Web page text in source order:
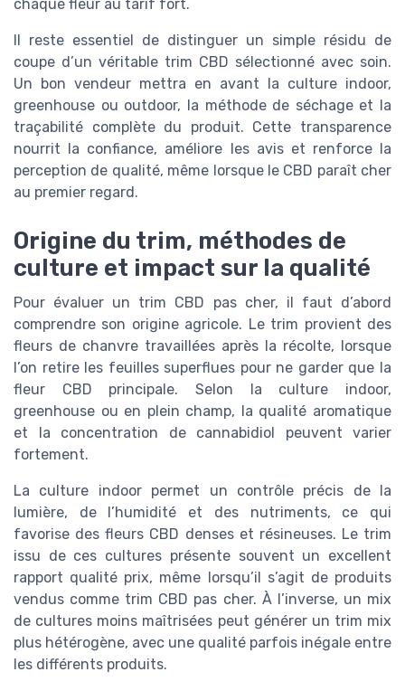
chaque fleur au tarif fort.
Il reste essentiel de distinguer un simple résidu de
coupe d’un véritable trim CBD sélectionné avec soin.
Un bon vendeur mettra en avant la culture indoor,
greenhouse ou outdoor, la méthode de séchage et la
traçabilité complète du produit. Cette transparence
nourrit la confiance, améliore les avis et renforce la
perception de qualité, même lorsque le CBD paraît cher
au premier regard.
Origine du trim, méthodes de
culture et impact sur la qualité
Pour évaluer un trim CBD pas cher, il faut d’abord
comprendre son origine agricole. Le trim provient des
fleurs de chanvre travaillées après la récolte, lorsque
l’on retire les feuilles superflues pour ne garder que la
fleur CBD principale. Selon la culture indoor,
greenhouse ou en plein champ, la qualité aromatique
et la concentration de cannabidiol peuvent varier
fortement.
La culture indoor permet un contrôle précis de la
lumière, de l’humidité et des nutriments, ce qui
favorise des fleurs CBD denses et résineuses. Le trim
issu de ces cultures présente souvent un excellent
rapport qualité prix, même lorsqu’il s’agit de produits
vendus comme trim CBD pas cher. À l’inverse, un mix
de cultures moins maîtrisées peut générer un trim mix
plus hétérogène, avec une qualité parfois inégale entre
les différents produits.